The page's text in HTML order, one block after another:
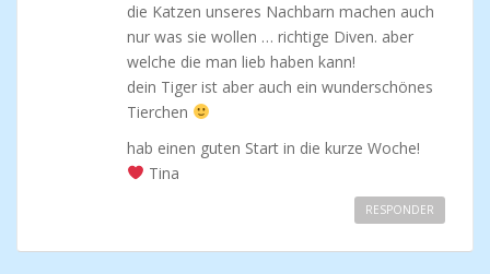
die Katzen unseres Nachbarn machen auch
nur was sie wollen … richtige Diven. aber
welche die man lieb haben kann!
dein Tiger ist aber auch ein wunderschönes
Tierchen
hab einen guten Start in die kurze Woche!
Tina
RESPONDER